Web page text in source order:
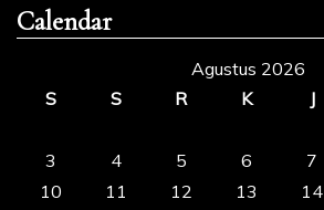
Calendar
Agustus 2026
S
S R K J
3
4 5 6 7
10
11 12 13 14